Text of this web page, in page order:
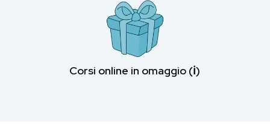
Corsi online in omaggio (ℹ︎)